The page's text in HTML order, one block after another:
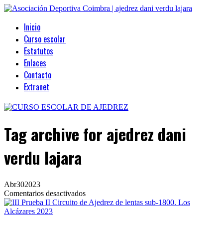
Inicio
Curso escolar
Estatutos
Enlaces
Contacto
Extranet
Tag archive for ajedrez dani
verdu lajara
Abr302023
Comentarios desactivadosen
III